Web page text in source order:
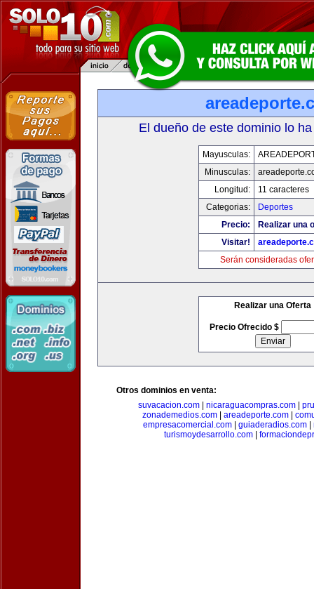
El dueño de este dominio lo
Mayusculas:
Minusculas:
Longitud:
11 caracteres
Categorias:
Deportes
Precio:
Realizar una
Visitar!
Serán consideradas
Realizar una Oferta
Precio Ofrecido $
Otros dominios en venta:
suvacacion.com| nicaraguacompras.com|
zonademedios.com| areadeporte.com|
empresacomercial.com| guiaderadios.com|
turismoydesarrollo.com